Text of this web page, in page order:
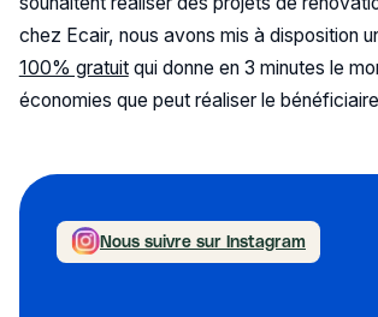
chez Ecair, nous avons mis à disposition
100% gratuitqui donne en 3 minutes le
économies que peut réaliser le
Nous suivre sur Instagram